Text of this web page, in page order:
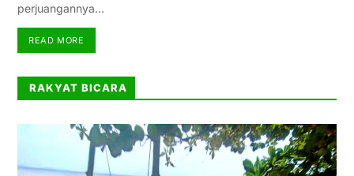
perjuangannya…
READ MORE
RAKYAT BICARA